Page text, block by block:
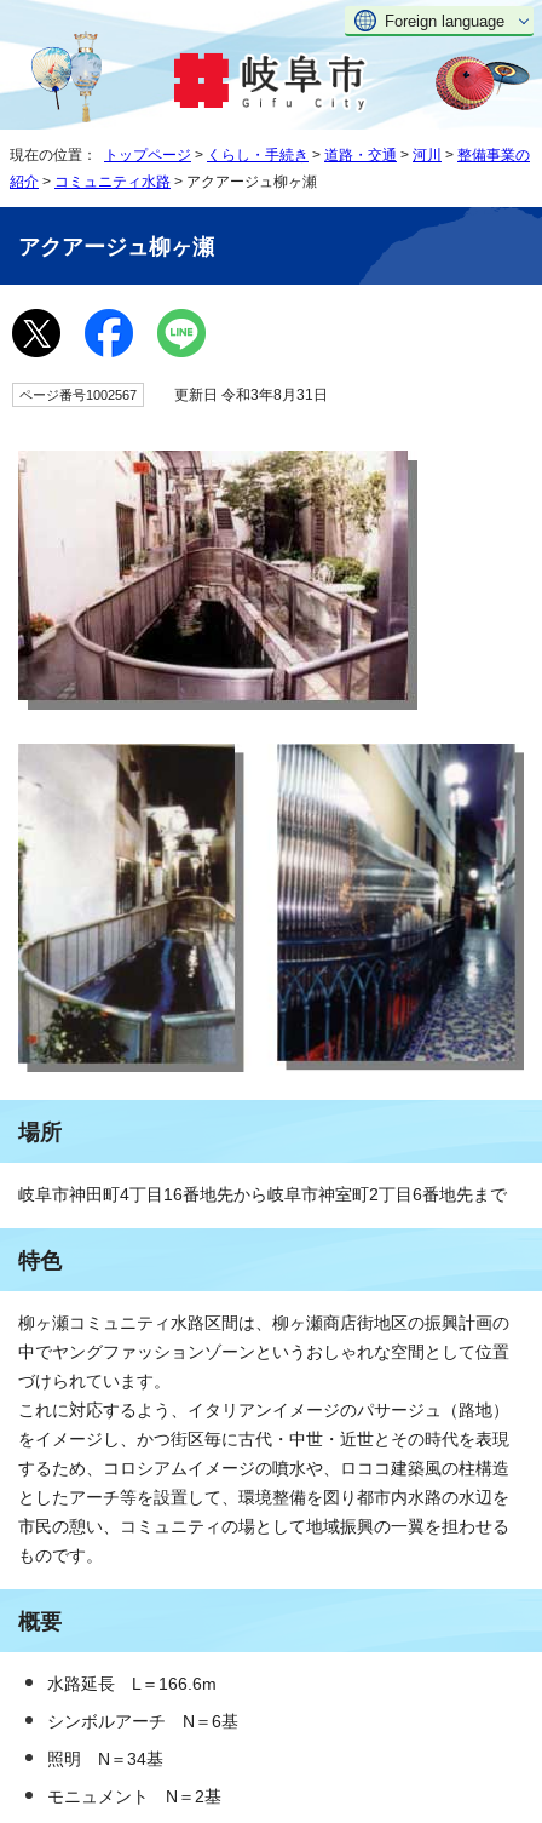
Foreign language
現在の位置： トップページ > くらし・手続き > 道路・交通 > 河川 > 整備事業の
紹介 > コミュニティ水路 > アクアージュ柳ヶ瀬
アクアージュ柳ヶ瀬
ページ番号1002567 更新日 令和3年8月31日
場所
岐阜市神田町4丁目16番地先から岐阜市神室町2丁目6番地先まで
特色
柳ヶ瀬コミュニティ水路区間は、柳ヶ瀬商店街地区の振興計画の
中でヤングファッションゾーンというおしゃれな空間として位置
づけられています。
これに対応するよう、イタリアンイメージのパサージュ（路地）
をイメージし、かつ街区毎に古代・中世・近世とその時代を表現
するため、コロシアムイメージの噴水や、ロココ建築風の柱構造
としたアーチ等を設置して、環境整備を図り都市内水路の水辺を
市民の憩い、コミュニティの場として地域振興の一翼を担わせる
ものです。
概要
水路延長 L＝166.6m
シンボルアーチ N＝6基
照明 N＝34基
モニュメント N＝2基